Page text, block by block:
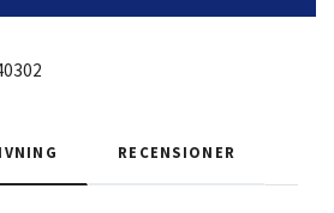
RECENSIONER